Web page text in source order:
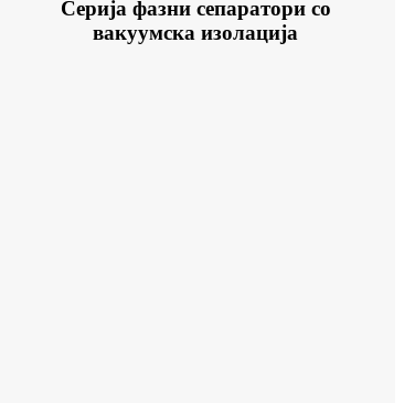
Серија фазни сепаратори со
вакуумска изолација